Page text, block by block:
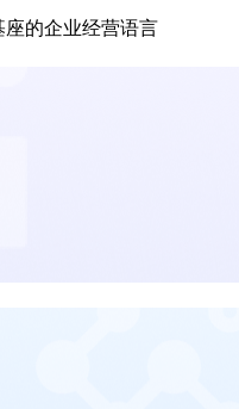
座的企业经营语言